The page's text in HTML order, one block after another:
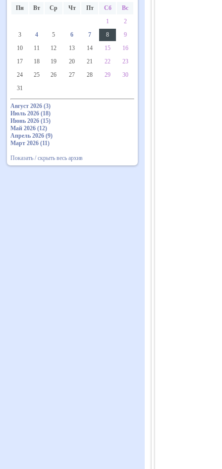
Пн Вт Ср Чт Пт Сб
Вс
1
2
3
4 5 6 7 8
9
10
11 12 13 14 15
16
17
18 19 20 21 22
23
24
25 26 27 28 29
30
31
Август 2026 (3)
Июль 2026 (18)
Июнь 2026 (15)
Май 2026 (12)
Апрель 2026 (9)
Март 2026 (11)
Показать / скрыть весь архив